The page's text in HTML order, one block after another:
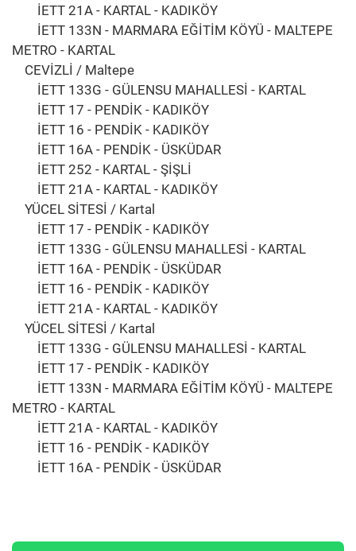
İETT 21A - KARTAL - KADIKÖY
İETT 133N - MARMARA EĞİTİM KÖYÜ - MALTEPE
METRO - KARTAL
CEVİZLİ / Maltepe
İETT 133G - GÜLENSU MAHALLESİ - KARTAL
İETT 17 - PENDİK - KADIKÖY
İETT 16 - PENDİK - KADIKÖY
İETT 16A - PENDİK - ÜSKÜDAR
İETT 252 - KARTAL - ŞİŞLİ
İETT 21A - KARTAL - KADIKÖY
YÜCEL SİTESİ / Kartal
İETT 17 - PENDİK - KADIKÖY
İETT 133G - GÜLENSU MAHALLESİ - KARTAL
İETT 16A - PENDİK - ÜSKÜDAR
İETT 16 - PENDİK - KADIKÖY
İETT 21A - KARTAL - KADIKÖY
YÜCEL SİTESİ / Kartal
İETT 133G - GÜLENSU MAHALLESİ - KARTAL
İETT 17 - PENDİK - KADIKÖY
İETT 133N - MARMARA EĞİTİM KÖYÜ - MALTEPE
METRO - KARTAL
İETT 21A - KARTAL - KADIKÖY
İETT 16 - PENDİK - KADIKÖY
İETT 16A - PENDİK - ÜSKÜDAR